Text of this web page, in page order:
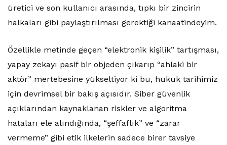
üretici ve son kullanıcı arasında, tıpkı bir zincirin
halkaları gibi paylaştırılması gerektiği kanaatindeyim.
Özellikle metinde geçen “elektronik kişilik” tartışması,
yapay zekayı pasif bir objeden çıkarıp “ahlaki bir
aktör” mertebesine yükseltiyor ki bu, hukuk tarihimiz
için devrimsel bir bakış açısıdır. Siber güvenlik
açıklarından kaynaklanan riskler ve algoritma
hataları ele alındığında, “şeffaflık” ve “zarar
vermeme” gibi etik ilkelerin sadece birer tavsiye